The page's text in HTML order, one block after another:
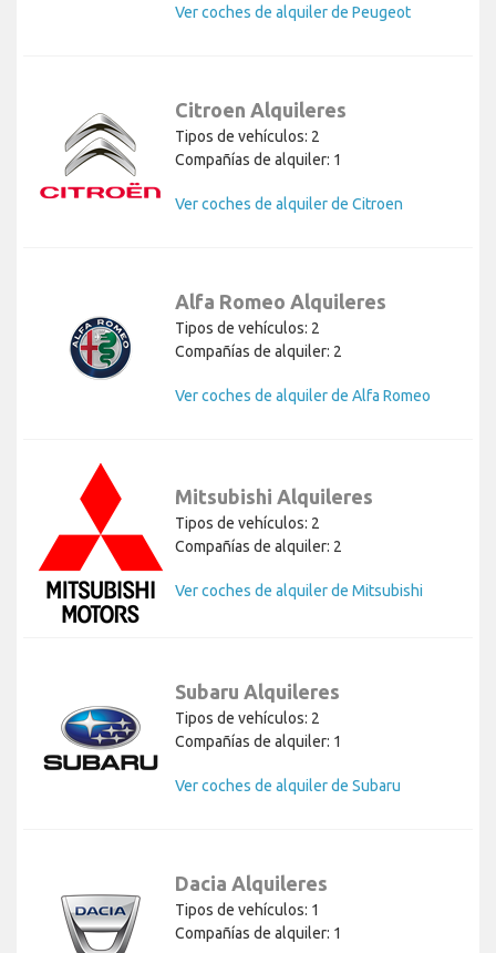
Ver coches de alquiler de Peugeot
Citroen Alquileres
Tipos de vehículos: 2
Compañías de alquiler: 1
Ver coches de alquiler de Citroen
Alfa Romeo Alquileres
Tipos de vehículos: 2
Compañías de alquiler: 2
Ver coches de alquiler de Alfa Romeo
Mitsubishi Alquileres
Tipos de vehículos: 2
Compañías de alquiler: 2
Ver coches de alquiler de Mitsubishi
Subaru Alquileres
Tipos de vehículos: 2
Compañías de alquiler: 1
Ver coches de alquiler de Subaru
Dacia Alquileres
Tipos de vehículos: 1
Compañías de alquiler: 1